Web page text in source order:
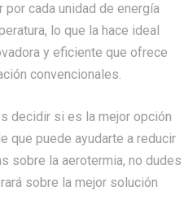
cada unidad de energía
lo que la hace ideal
y eficiente que ofrece
convencionales.
decidir si es la mejor opción
que puede ayudarte a reducir
sobre la aerotermia, no dudes
sobre la mejor solución